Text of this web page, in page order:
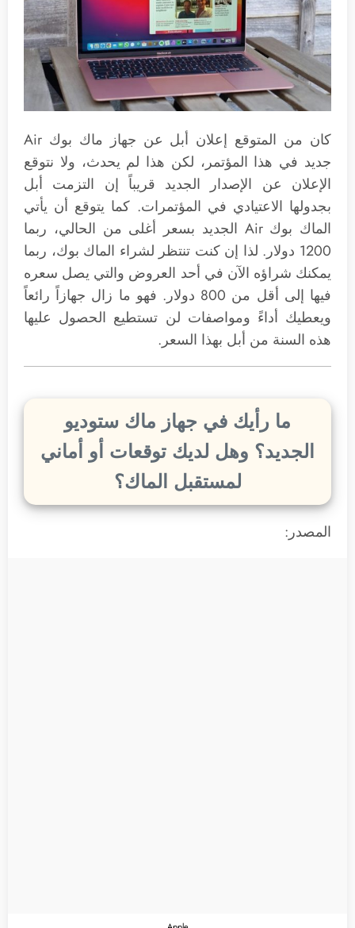
كان من المتوقع إعلان أبل عن جهاز ماك بوك Air
جديد في هذا المؤتمر، لكن هذا لم يحدث، ولا نتوقع
الإعلان عن الإصدار الجديد قريباً إن التزمت أبل
بجدولها الاعتيادي في المؤتمرات. كما يتوقع أن يأتي
الماك بوك Air الجديد بسعر أغلى من الحالي، ربما
1200 دولار. لذا إن كنت تنتظر لشراء الماك بوك، ربما
يمكنك شراؤه الآن في أحد العروض والتي يصل سعره
فيها إلى أقل من 800 دولار. فهو ما زال جهازاً رائعاً
ويعطيك أداءً ومواصفات لن تستطيع الحصول عليها
هذه السنة من أبل بهذا السعر.
ما رأيك في جهاز ماك ستوديو
الجديد؟ وهل لديك توقعات أو أماني
لمستقبل الماك؟
المصدر: